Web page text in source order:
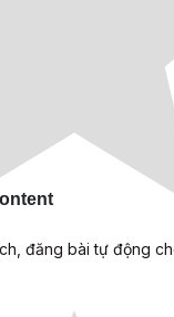
đăng bài tự động